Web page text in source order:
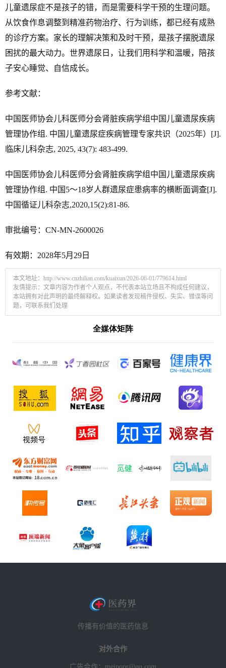
儿童遗尿症不是孩子的错，而是需要科学干预的生理问题。
从饮食作息调整到精准药物治疗、行为训练，都已经有成熟
的诊疗方案。家长的理解决策和及时干预，是孩子摆脱遗尿
困扰的最大动力。世界遗尿日，让我们用科学和温暖，陪孩
子安心睡觉、自信成长。
参考文献：
中国医师协会儿科医师分会肾脏疾病学组中国儿童遗尿疾病
管理协作组. 中国儿童遗尿症疾病管理专家共识（2025年）[J].
临床儿科杂志, 2025, 43(7): 483-499.
中国医师协会儿科医师分会肾脏疾病学组中国儿童遗尿疾病
管理协作组. 中国5～18岁人群遗尿症患病率的横断面调查[J].
中国循证儿科杂志,2020,15(2):81-86.
审批编号：CN-MN-2600026
有效期：2028年5月29日
本文地址： http://www.cnzhilian.com/kuaixun/2026-06-01/779614.html
友情提示：文章内容为作者个人观点，不代表本站立场且不构成任何建议，
本站拥有对此声明的最终解释权。如果读者发现稿件侵权、失实、错误等问
题，可联系我们处理
传播有价值的医药信息
对外合作